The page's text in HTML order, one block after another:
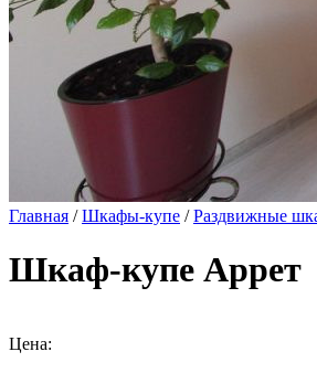
Главная /Шкафы-купе /Раздвижные
Шкаф-купе Аррет
Цена: